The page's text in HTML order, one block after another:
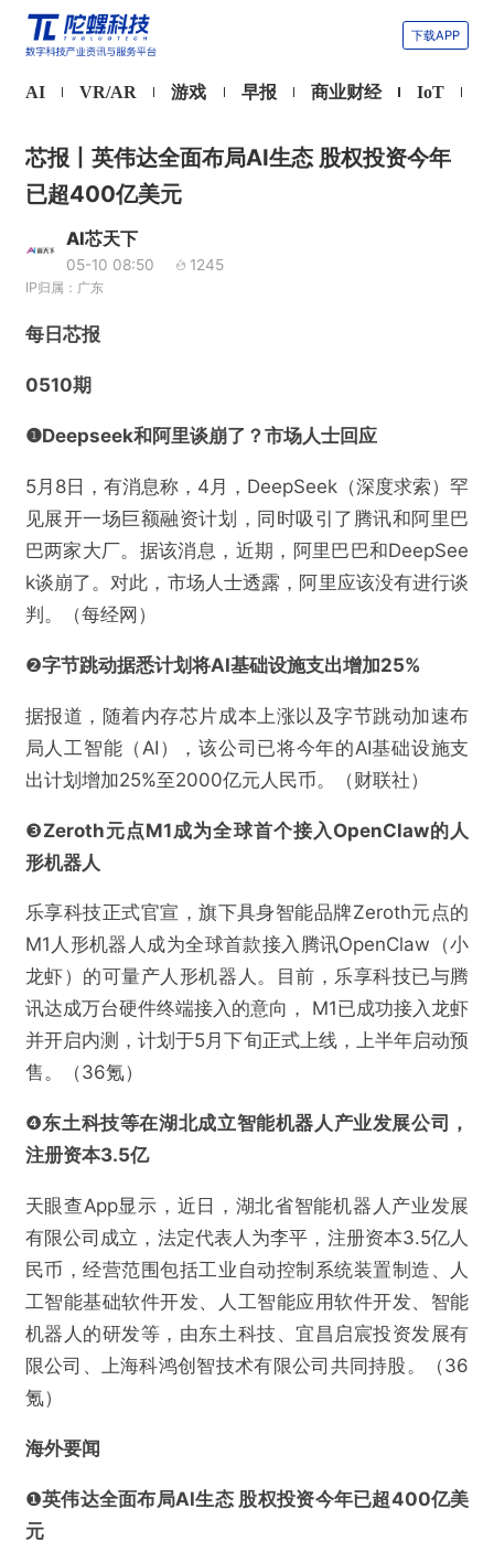
下载APP
AI VR/AR 游戏 早报 商业财经 IoT
芯报丨英伟达全面布局AI生态 股权投资今年
已超400亿美元
AI芯天下
05-10 08:50 1245
IP归属：广东
每日芯报
0510期
❶Deepseek和阿里谈崩了？市场人士回应
5月8日，有消息称，4月，DeepSeek（深度求索）罕
见展开一场巨额融资计划，同时吸引了腾讯和阿里巴
巴两家大厂。据该消息，近期，阿里巴巴和DeepSee
k谈崩了。对此，市场人士透露，阿里应该没有进行谈
判。（每经网）
❷字节跳动据悉计划将AI基础设施支出增加25%
据报道，随着内存芯片成本上涨以及字节跳动加速布
局人工智能（AI），该公司已将今年的AI基础设施支
出计划增加25%至2000亿元人民币。（财联社）
❸Zeroth元点M1成为全球首个接入OpenClaw的人
形机器人
乐享科技正式官宣，旗下具身智能品牌Zeroth元点的
M1人形机器人成为全球首款接入腾讯OpenClaw（小
龙虾）的可量产人形机器人。目前，乐享科技已与腾
讯达成万台硬件终端接入的意向， M1已成功接入龙虾
并开启内测，计划于5月下旬正式上线，上半年启动预
售。（36氪）
❹东土科技等在湖北成立智能机器人产业发展公司，
注册资本3.5亿
天眼查App显示，近日，湖北省智能机器人产业发展
有限公司成立，法定代表人为李平，注册资本3.5亿人
民币，经营范围包括工业自动控制系统装置制造、人
工智能基础软件开发、人工智能应用软件开发、智能
机器人的研发等，由东土科技、宜昌启宸投资发展有
限公司、上海科鸿创智技术有限公司共同持股。（36
氪）
海外要闻
❶英伟达全面布局AI生态 股权投资今年已超400亿美
元